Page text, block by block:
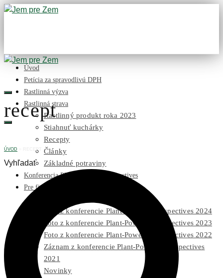
Úvod
Petícia za spravodlivú DPH
Rastlinná výzva
Rastlinná strava
Rastlinný produkt roka 2023
Stiahnuť kuchárky
Recepty
Články
Základné potraviny
Konferencia Plant-Powered Perspectives
Pre firmy
Foto z konferencie Plant-Powered Perspectives 2024
Foto z konferencie Plant-Powered Perspectives 2023
Foto z konferencie Plant-Powered Perspectives 2022
Záznam z konferencie Plant-Powered Perspectives
2021
Novinky
recept
ÚVOD RECEPT
Vyhľadať